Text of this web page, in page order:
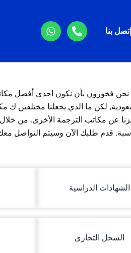
إتصل بنا
، نحن فخورون بأن نكون احدى أفضل
لكن ما الذي يجعلنا مختلفين ك
عن مكاتب الترجمة الأخرى. من
قدم طلبك الآن وسيتم التواصل
الشهادات الدراسية
السجل التجاري